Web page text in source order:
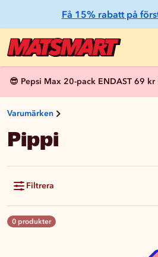
Få 15% rabatt på
😎 Pepsi Max 20-pack ENDAST 69 kr
Varumärken
Pippi
Filtrera
0 produkter